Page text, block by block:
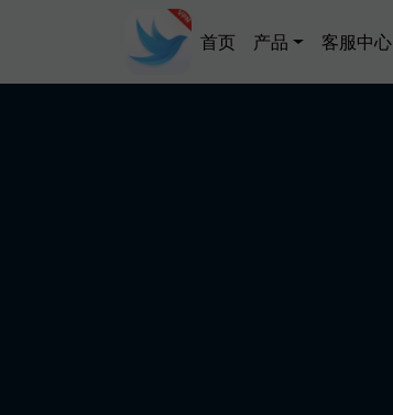
Main navigation
首页 产品 客服中心